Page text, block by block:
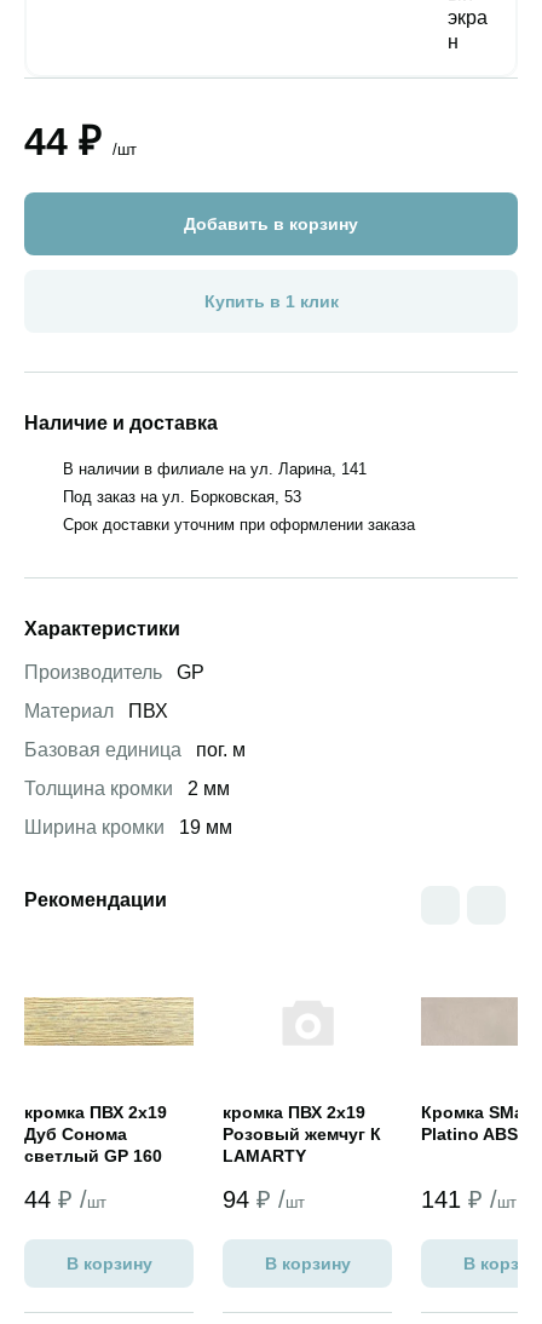
44 ₽ /шт
Добавить в корзину
Купить в 1 клик
Наличие и доставка
В наличии в филиале на ул. Ларина, 141
Под заказ на ул. Борковская, 53
Срок доставки уточним при оформлении заказа
Характеристики
Производитель
GP
Материал
ПВХ
Базовая единица
пог. м
Толщина кромки
2 мм
Ширина кромки
19 мм
Рекомендации
кромка ПВХ 2х19
Дуб Сонома
светлый GP 160
001/003 NORDECO)
44 ₽ /шт
В корзину
кромка ПВХ 2х19
Розовый жемчуг К
LAMARTY
94 ₽ /шт
В корзину
Кромка SMart
Platino ABS
141 ₽ /шт
В